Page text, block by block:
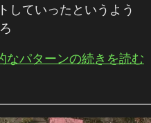
していったというよう
なパターンの続きを読む